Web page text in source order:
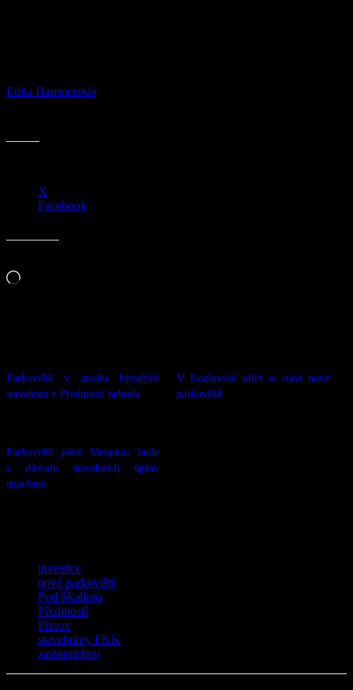
Edita Hausnerová
X
Facebook
Načítání…
Parkoviště v areálu bývalých
stavebnin v Předmostí nebude
V Kozlovské ulici se staví nové
parkoviště
Parkoviště před Meoptou bude
z důvodu stavebních úprav
uzavřeno
investice
nové parkoviště
Pod Skalkou
Předmostí
Přerov
stavebniny FKK
zastupiteltvo